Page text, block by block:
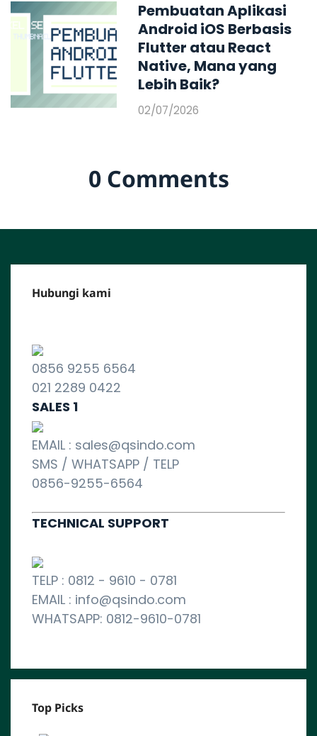
Pembuatan Aplikasi
Android iOS Berbasis
Flutter atau React
Native, Mana yang
Lebih Baik?
02/07/2026
0 Comments
Hubungi kami
0856 9255 6564
021 2289 0422
SALES 1
EMAIL : sales@qsindo.com
SMS / WHATSAPP / TELP
0856-9255-6564
TECHNICAL SUPPORT
TELP : 0812 - 9610 - 0781
EMAIL : info@qsindo.com
WHATSAPP: 0812-9610-0781
Top Picks